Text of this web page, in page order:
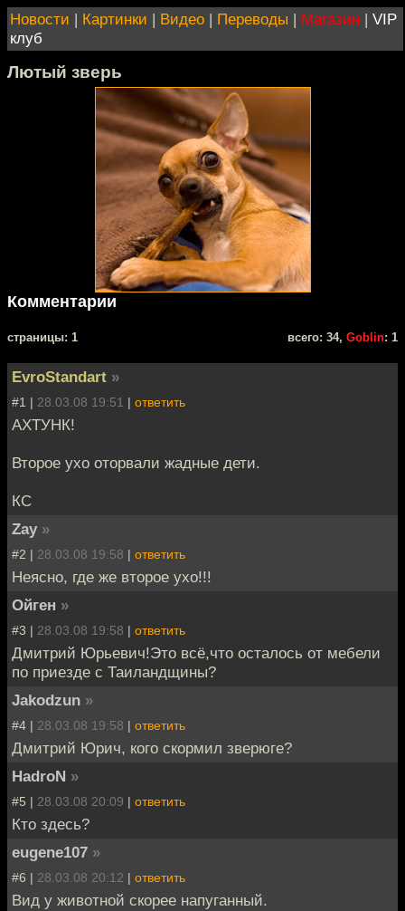
Новости | Картинки | Видео | Переводы | Магазин | VIP
клуб
Лютый зверь
Комментарии
cтраницы: 1 всего: 34, Goblin: 1
EvroStandart »
#1 | 28.03.08 19:51 | ответить
АХТУНК!
Второе ухо оторвали жадные дети.
КС
Zay »
#2 | 28.03.08 19:58 | ответить
Неясно, где же второе ухо!!!
Ойген »
#3 | 28.03.08 19:58 | ответить
Дмитрий Юрьевич!Это всё,что осталось от мебели
по приезде с Таиландщины?
Jakodzun »
#4 | 28.03.08 19:58 | ответить
Дмитрий Юрич, кого скормил зверюге?
HadroN »
#5 | 28.03.08 20:09 | ответить
Кто здесь?
eugene107 »
#6 | 28.03.08 20:12 | ответить
Вид у животной скорее напуганный.